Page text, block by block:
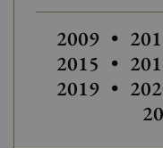
Autres
2009 •
2015 •
2019 •